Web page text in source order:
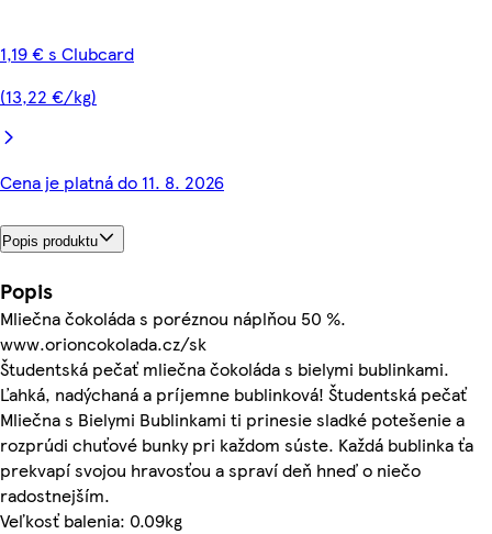
1,19 € s Clubcard
(13,22 €/kg)
Cena je platná do 11. 8. 2026
Popis produktu
Popis
Mliečna čokoláda s poréznou náplňou 50 %.
www.orioncokolada.cz/sk
Študentská pečať mliečna čokoláda s bielymi bublinkami.
Ľahká, nadýchaná a príjemne bublinková! Študentská pečať
Mliečna s Bielymi Bublinkami ti prinesie sladké potešenie a
rozprúdi chuťové bunky pri každom súste. Každá bublinka ťa
prekvapí svojou hravosťou a spraví deň hneď o niečo
radostnejším.
Veľkosť balenia: 0.09kg